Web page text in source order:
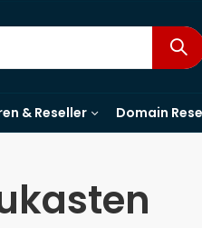
& Reseller Domain